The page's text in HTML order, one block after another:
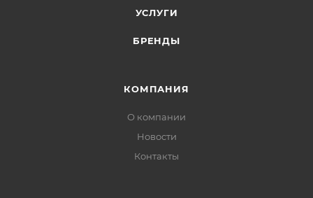
УСЛУГИ
БРЕНДЫ
КОМПАНИЯ
О компании
Новости
Контакты